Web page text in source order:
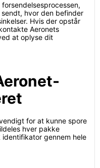
hvor den befinder
Hvis der opstår
Aeronets
at oplyse dit
for at kunne spore
hver pakke
gennem hele